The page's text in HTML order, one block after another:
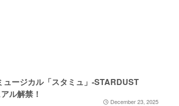
ュージカル「スタミュ」-STARDUST
ル解禁！
December 23, 2025